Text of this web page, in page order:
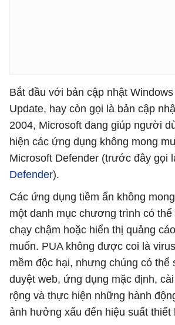
Bắt đầu với bản cập nhật
Update, hay còn gọi là bản cập
2004, Microsoft đang giúp người
hiện các ứng dụng không mong
Microsoft Defender (trước đây gọi
Defender).
Các ứng dụng tiềm ẩn không
một danh mục chương trình có thể
chạy chậm hoặc hiển thị quảng
muốn. PUA không được coi là
mềm độc hại, nhưng chúng có thể
duyệt web, ứng dụng mặc định,
rộng và thực hiện những hành
ảnh hưởng xấu đến hiệu suất thiết